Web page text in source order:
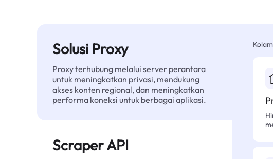
Solusi Proxy
Proxy terhubung melalui server perantara
untuk meningkatkan privasi, mendukung
akses konten regional, dan meningkatkan
performa koneksi untuk berbagai aplikasi.
Scraper API